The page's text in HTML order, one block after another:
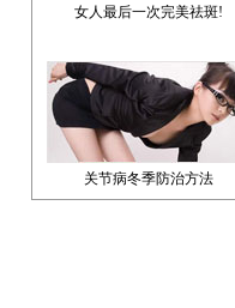
女人最后一次完美祛斑!
关节病冬季防治方法